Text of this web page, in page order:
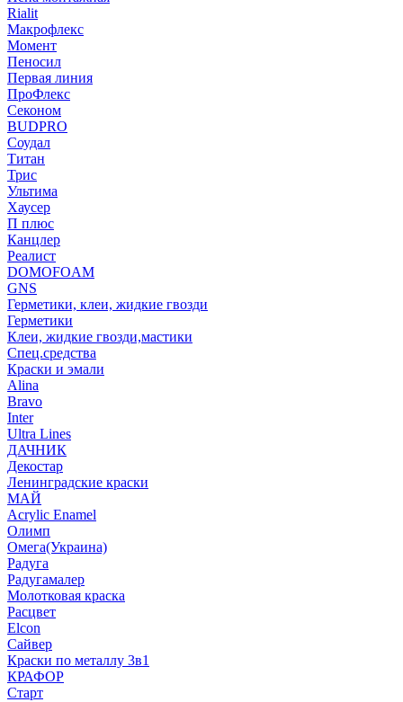
Rialit
Макрофлекс
Момент
Пеносил
Первая линия
ПроФлекс
Секоном
BUDPRO
Соудал
Титан
Трис
Ультима
Хаусер
П плюс
Канцлер
Реалист
DOMOFOAM
GNS
Герметики, клеи, жидкие гвозди
Герметики
Клеи, жидкие гвозди,мастики
Спец.средства
Краски и эмали
Alina
Bravo
Inter
Ultra Lines
ДАЧНИК
Декостар
Ленинградские краски
МАЙ
Acrylic Enamel
Олимп
Омега(Украина)
Радуга
Радугамалер
Молотковая краска
Расцвет
Elcon
Сайвер
Краски по металлу 3в1
КРАФОР
Старт